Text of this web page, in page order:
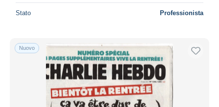
Stato Professionista
Nuovo